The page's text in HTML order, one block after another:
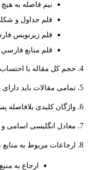
نيم فاصله به
قلم جداول و
قلم زيرنويس فارسي فونت
قلم منابع فارسي 10 و لاتين فونت 9
حجم کل مقاله با احتساب تمام بخش‌های
تمامی مقالات باید دارای چکیده
واژگان کلیدی بلافاصله پس از
معادل انگلیسی اسامی
ارجاعات مربوط به
ارجاع به منبع